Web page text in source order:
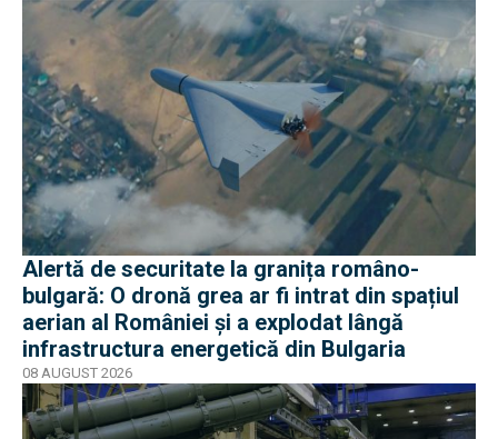
Alertă de securitate la granița româno-
bulgară: O dronă grea ar fi intrat din spațiul
aerian al României și a explodat lângă
infrastructura energetică din Bulgaria
08 AUGUST 2026